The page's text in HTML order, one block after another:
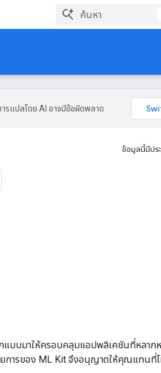
รแปลโดย AI อาจมีข้อผิดพลาด
ข้อมูลนี้มีปร
แบบมาให้ครอบคลุมแอปพลิเคชันที่หลาก
ยการของ ML Kit จึงอนุญาตให้คุณแทนที่